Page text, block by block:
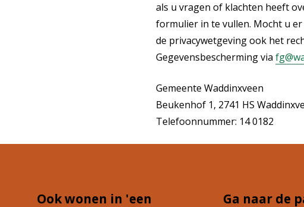
als u vragen of klachten heeft
formulier in te vullen. Mocht u
de privacywetgeving ook het
Gegevensbescherming via
Gemeente Waddinxveen
Beukenhof 1, 2741 HS
Telefoonnummer: 14 0182
Ook wonen in 'een
Ga naar de